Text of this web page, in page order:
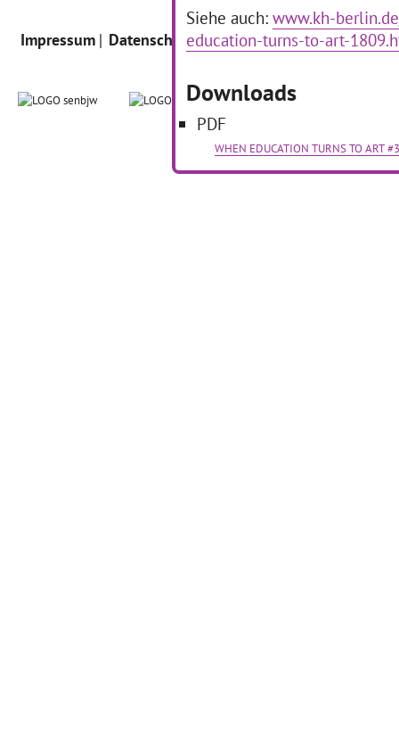
Siehe auch: www.kh-
education-turns-to-art-
Downloads
PDF
WHEN EDUCATION TURNS TO ART
Impressum Datenschutz Intern